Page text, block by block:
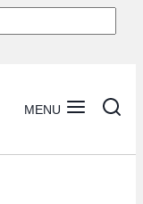
MENU